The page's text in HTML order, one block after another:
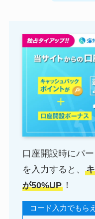
口座開設時にパ
を入力すると、
が50%UP！
コード入力でもら